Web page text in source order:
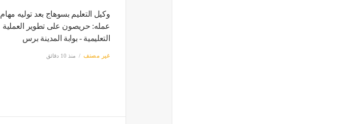
وكيل التعليم بسوهاج بعد توليه مهام
عمله: حريصون على تطوير العملية
التعليمية - بوابة المدينة برس
غير مصنف منذ 10 دقائق